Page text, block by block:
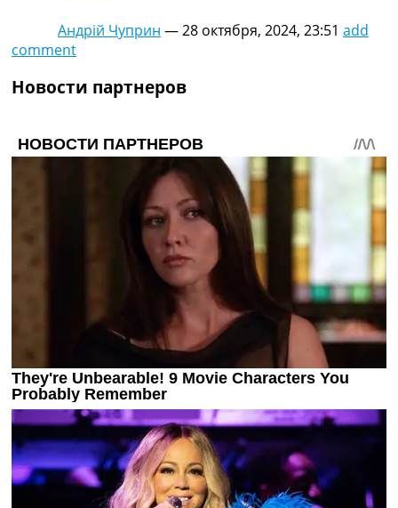
Коллективный прогноз
Турниры
Украина. Премьер-Лига
Англия. Премьер Лига
Испания. Ла Лига
Другие Турниры >>>
Таблицы групп Чемпионата Мира
Украина. Премьер-Лига
Украина. Первая Лига
Лига Чемпионов. Таблицы групп
Англия. Премьер-Лига
Испания. Ла Лига
Все таблицы >>>
Рейтинг стран УЕФА
Рейтинг клубов УЕФА
Рейтинг ФИФА
ТВ программа
Андрій Чуприн —28 октября, 2024, 23:51 add
comment
Новости партнеров